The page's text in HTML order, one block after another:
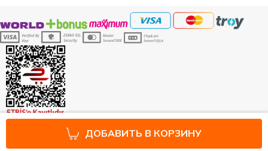
ДОБАВИТЬ В КОРЗИНУ
Prepared byT -SoftE-Commerce.